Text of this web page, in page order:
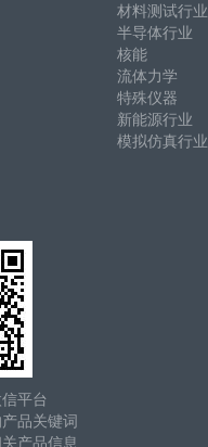
材料测试行业
半导体行业
核能
流体力学
特殊仪器
新能源行业
模拟仿真行业
平台
品关键词
产品信息